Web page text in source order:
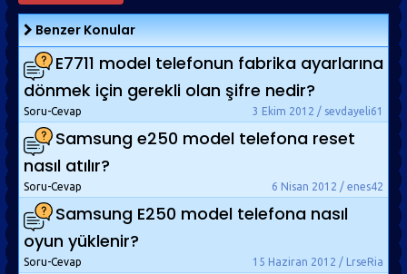
Benzer Konular
E7711 model telefonun fabrika ayarlarına
dönmek için gerekli olan şifre nedir?
3 Ekim 2012 / sevdayeli61
Soru-Cevap
Samsung e250 model telefona reset
nasıl atılır?
6 Nisan 2012 / enes42
Soru-Cevap
Samsung E250 model telefona nasıl
oyun yüklenir?
15 Haziran 2012 / LrseRia
Soru-Cevap